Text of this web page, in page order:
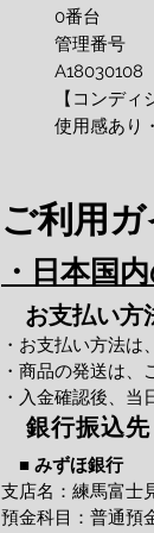
0番台
管理番号
A18030108
【コンディ
使用感あり
ご利用
・日本国
お支払い方
・お支払い方法は、
・商品の発送は、
・入金確認後、当
銀行振込先
■ みずほ銀行
支店名：練馬富士
預金科目：普通預